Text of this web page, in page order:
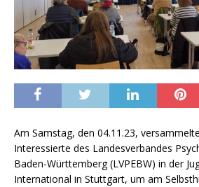
Am Samstag, den 04.11.23,
Interessierte des Landesverbandes
Baden-Württemberg (LVPEBW) in der
International in Stuttgart, um am